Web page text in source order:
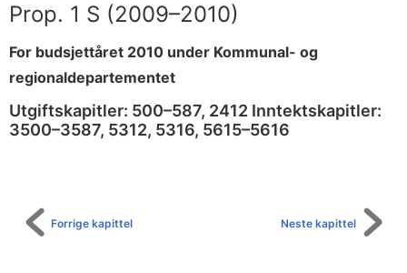
Prop. 1 S (2009–2010)
For budsjettåret 2010 under Kommunal- og
regionaldepartementet
Utgiftskapitler: 500–587, 2412 Inntektskapitler:
3500–3587, 5312, 5316, 5615–5616
Neste kapittel
Forrige kapittel